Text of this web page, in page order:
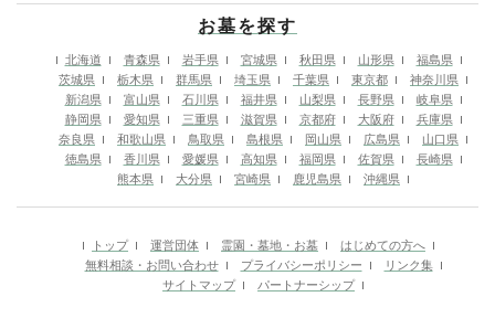
お墓を探す
北海道 青森県 岩手県 宮城県 秋田県 山形県
福島県
茨城県
栃木県 群馬県 埼玉県 千葉県 東京都
神奈川県
新潟県
富山県 石川県 福井県 山梨県 長野県
岐阜県
静岡県
愛知県 三重県 滋賀県 京都府 大阪府
兵庫県
奈良県
和歌山県 鳥取県 島根県 岡山県 広島県
山口県
徳島県
香川県 愛媛県 高知県 福岡県 佐賀県
長崎県
熊本県
大分県 宮崎県 鹿児島県 沖縄県
トップ 運営団体 霊園・墓地・お墓
はじめての方へ
無料相談・お問い合わせ
プライバシーポリシー
リンク集
サイトマップ
パートナーシップ